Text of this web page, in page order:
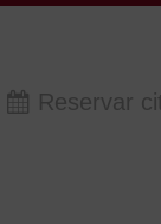
Reservar